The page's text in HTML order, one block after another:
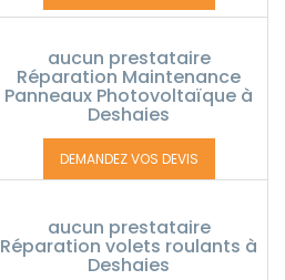
aucun prestataire
Réparation Maintenance
Panneaux Photovoltaïque à
Deshaies
DEMANDEZ VOS DEVIS
aucun prestataire
Réparation volets roulants à
Deshaies